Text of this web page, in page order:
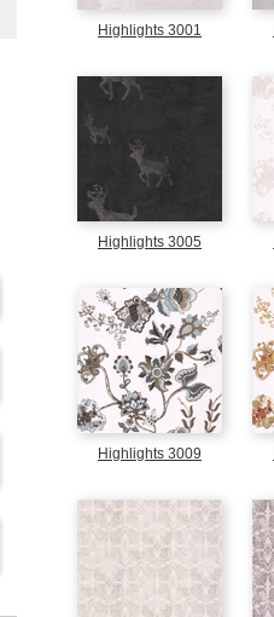
Highlights 3001
Highlights 3005
Highlights 3009
パンフレットダウンロード
商品のご依頼